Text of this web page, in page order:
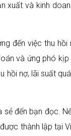
xuất và kinh
đến việc thu hồi
và ứng phó
hồi nợ, lãi suất
sẻ đến bạn đọc.
thành lập tại